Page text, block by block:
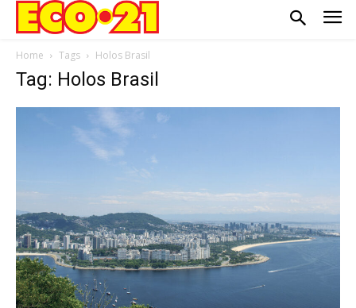
Home Tags Holos Brasil
Tag: Holos Brasil